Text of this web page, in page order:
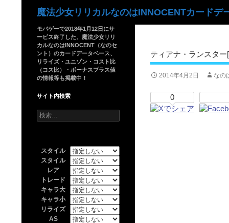
魔法少女リリカルなのはINNOCENTカードデ
ティアナ・ランスタ
2014年4月2日 なの
0
モバゲーで2018年1月12日にサ
ービス終了した、魔法少女リリ
カルなのはINNOCENT（なのセ
ント）のカードデータベース、
リライズ・ユニゾン・コスト比
（コス比）・ボーナスプラス値
の情報等も掲載中！
サイト内検索
検
索:
スタイル
スタイル
レア
トレード
キャラ大
キャラ小
リライズ
AS